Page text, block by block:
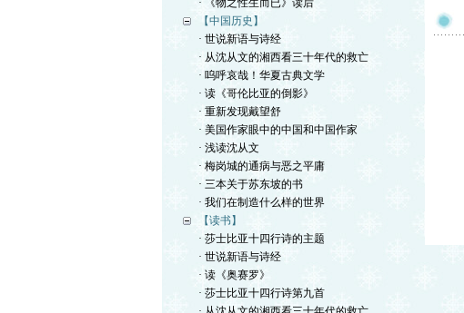
· 《物之性生而已》读后
【中国历史】
· 世说新语与诗经
· 从沈从文的湘西看三十年代的救亡
· 呜呼哀哉！华夏古典文学
· 读《哥伦比亚的倒影》
· 重新发现戴望舒
· 美国作家眼中的中国和中国作家
· 浅读沈从文
· 梅岗城的通病与恶之平庸
· 三本关于苏东坡的书
· 我们在制造什么样的世界
【读书】
· 莎士比亚十四行诗的主题
· 世说新语与诗经
· 读《奥赛罗》
· 莎士比亚十四行诗第九首